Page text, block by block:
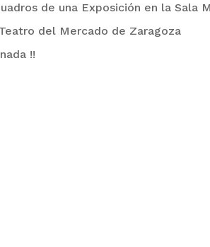
de una Exposición en la Sala
del Mercado de Zaragoza
!!